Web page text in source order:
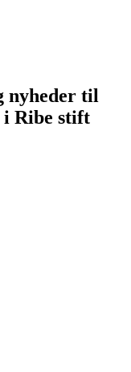
nyheder til
i Ribe stift